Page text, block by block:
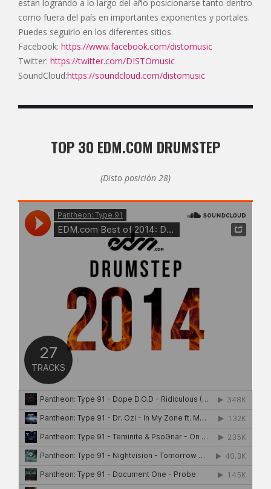
estan logrando a lo largo del año posicionarse tanto dentro
como fuera del país en importantes exponentes y portales.
Puedes seguirlo en los diferentes sitios.
Facebook: https://www.facebook.com/distomusic
Twitter: https://twitter.com/DISTOmusic
SoundCloud:https://soundcloud.com/distomusic
TOP 30 EDM.COM DRUMSTEP
(Disto posición 28)